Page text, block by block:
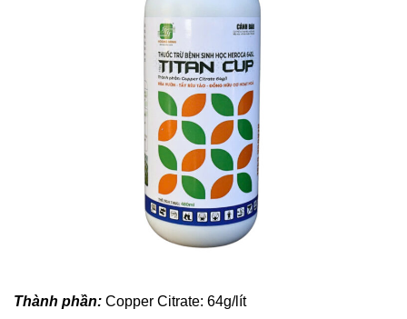
Thành phần: Copper Citrate: 64g/lít